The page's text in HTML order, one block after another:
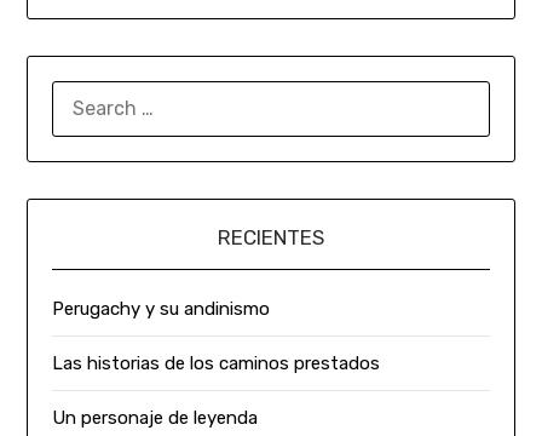
RECIENTES
Perugachy y su andinismo
Las historias de los caminos prestados
Un personaje de leyenda